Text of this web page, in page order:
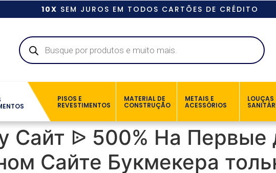
10X SEM JUROS EM TODOS CARTÕES DE CRÉDITO
PISOS E
REVESTIMENTOS
MATERIAL DE
CONSTRUÇÃO
METAIS E
ACESSÓRIOS
LOUÇAS
Сайт ᐉ 500% На Первые
Сайте Букмекера